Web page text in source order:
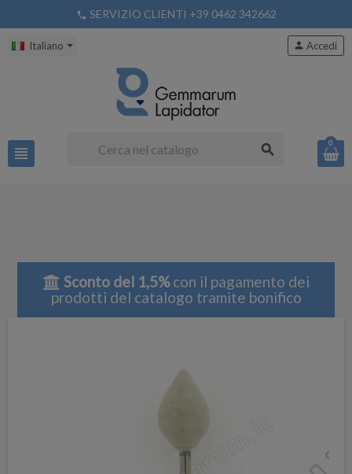
phone SERVIZIO CLIENTI +39 0462 342662
Italiano
view_headline search
person Accedi
0
Sconto del 1,5%con il pagamento dei
prodotti del catalogo tramite bonifico